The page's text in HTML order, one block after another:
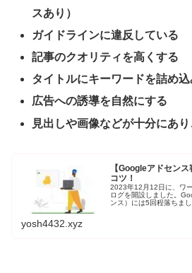
スあり）
ガイドラインに違反している
記事のクオリティを高くする
タイトルにキーワードを詰め
広告への誘導を自然にする
見出しや画像などが十分にあ
【Googleアドセン
コツ！
2023年12月12日に、ワ
ログを開設しました。
ンス）には5回程落ちま
できました。こんな私で
で、合格前後にやった
yosh4432.xyz